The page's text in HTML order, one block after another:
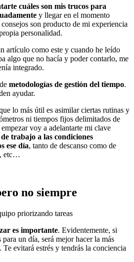
cuáles son mis trucos para
y llegar en el momento
son producto de mi experiencia
personalidad.
artículo como este y cuando he leído
algo que no hacía y poder contarlo, me
integrado.
metodologías de gestión del tiempo.
ayudar.
lo más útil es asimilar ciertas rutinas y
ni tiempos fijos delimitados de
voy a adelantarte mi clave
trabajo a las condiciones
ese día, tanto de descanso como de
etc…
no siempre
es importante. Evidentemente, si
para un día, será mejor hacer la más
evitará estrés y tendrás la conciencia